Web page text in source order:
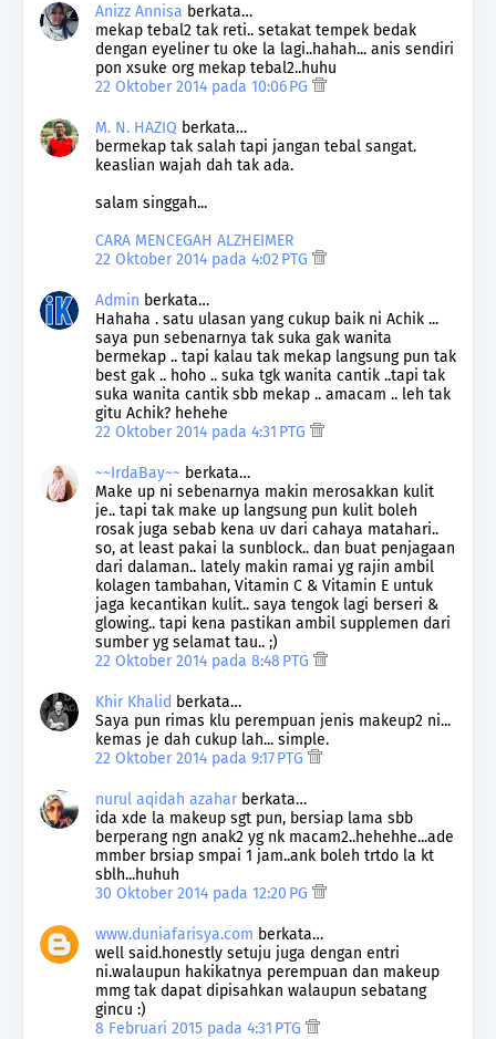
Anizz Annisa berkata…
mekap tebal2 tak reti.. setakat tempek bedak
dengan eyeliner tu oke la lagi..hahah... anis sendiri
pon xsuke org mekap tebal2..huhu
22 Oktober 2014 pada 10:06 PG
M. N. HAZIQ berkata…
bermekap tak salah tapi jangan tebal sangat.
keaslian wajah dah tak ada.
salam singgah...
CARA MENCEGAH ALZHEIMER
22 Oktober 2014 pada 4:02 PTG
Admin berkata…
Hahaha . satu ulasan yang cukup baik ni Achik ...
saya pun sebenarnya tak suka gak wanita
bermekap .. tapi kalau tak mekap langsung pun tak
best gak .. hoho .. suka tgk wanita cantik ..tapi tak
suka wanita cantik sbb mekap .. amacam .. leh tak
gitu Achik? hehehe
22 Oktober 2014 pada 4:31 PTG
~~IrdaBay~~ berkata…
Make up ni sebenarnya makin merosakkan kulit
je.. tapi tak make up langsung pun kulit boleh
rosak juga sebab kena uv dari cahaya matahari..
so, at least pakai la sunblock.. dan buat penjagaan
dari dalaman.. lately makin ramai yg rajin ambil
kolagen tambahan, Vitamin C & Vitamin E untuk
jaga kecantikan kulit.. saya tengok lagi berseri &
glowing.. tapi kena pastikan ambil supplemen dari
sumber yg selamat tau.. ;)
22 Oktober 2014 pada 8:48 PTG
Khir Khalid berkata…
Saya pun rimas klu perempuan jenis makeup2 ni...
kemas je dah cukup lah... simple.
22 Oktober 2014 pada 9:17 PTG
nurul aqidah azaharberkata…
ida xde la makeup sgt pun, bersiap lama sbb
berperang ngn anak2 yg nk macam2..hehehhe...ade
mmber brsiap smpai 1 jam..ank boleh trtdo la kt
sblh...huhuh
30 Oktober 2014 pada 12:20 PG
www.duniafarisya.com berkata…
well said.honestly setuju juga dengan entri
ni.walaupun hakikatnya perempuan dan makeup
mmg tak dapat dipisahkan walaupun sebatang
gincu :)
8 Februari 2015 pada 4:31 PTG